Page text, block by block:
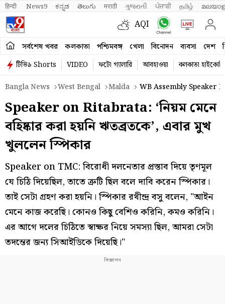
हिन्दी News9 ಕನ್ನಡ తెలుగు मराठी ગુજરાતી ਪੰਜਾਬੀ தமிழ்
AQI
সর্বশেষ খবর কলকাতা পশ্চিমবঙ্গ খেলা বিনোদন ব্যবসা দেশ
টিভি৯ Shorts VIDEO ফটো গ্যালারি আবহাওয়া
কলকাতা হাইকোর্ট
Bangla News
West Bengal Malda WB Assembly Speaker
Speaker on Ritabrata: ‘নিয়ম মেনে
বহিষ্কার করা হয়নি ঋতব্রতকে’, এবার মুখ
খুললেন স্পিকার
Speaker on TMC: বিরোধী দলনেতার প্রস্তাব দিয়ে তৃণমূল
যে চিঠি দিয়েছিল, তাতে ত্রুটি ছিল বলে দাবি করেন স্পিকার।
তাই সেটা গ্রহণ করা হয়নি। স্পিকার রথীন্দ্র বসু বলেন, "আইন
মেনে কাজ করেছি। কোনও কিছু বেশিও করিনি, কমও করিনি।
এর আগে দলের চিঠিতে স্বাক্ষর নিয়ে সমস্যা ছিল, আমরা সেটা
তদন্তের জন্য সিআইডিকে দিয়েছি।"